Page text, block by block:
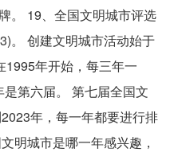
。 19、全国文明城市评选
。 创建文明城市活动始于
1995年开始，每三年一
第六届。 第七届全国文
年，每一年都要进行排
明城市是哪一年感兴趣，